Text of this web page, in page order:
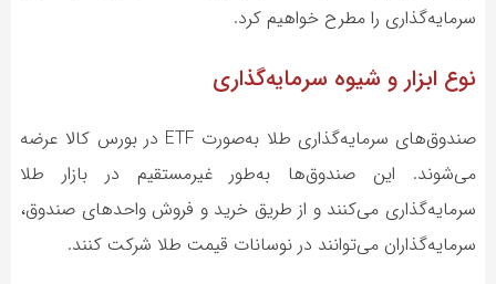
سرمایه‌گذاری را مطرح خواهیم کرد.
نوع ابزار و شیوه سرمایه‌گذاری
صندوق‌های سرمایه‌گذاری طلا به‌صورت ETF در بورس کالا عرضه
می‌شوند. این صندوق‌ها به‌طور غیرمستقیم در بازار طلا
سرمایه‌گذاری می‌کنند و از طریق خرید و فروش واحدهای صندوق،
سرمایه‌گذاران می‌توانند در نوسانات قیمت طلا شرکت کنند.